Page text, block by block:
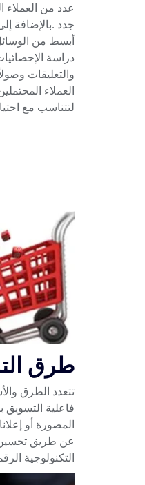
عدد من العملاء
جدد .بالإضافة
أبسط من
دراسة
والتعليقات
العملاء
لتتناسب مع
طرق
تتعدد الطرق
فاعلية التسويق
المصورة أو
عن طريق تحسين
التكنولوجية